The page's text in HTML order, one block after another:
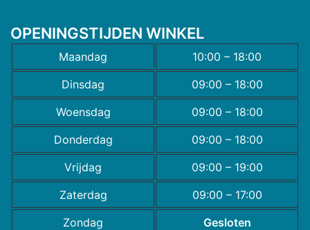
OPENINGSTIJDEN WINKEL
Maandag
10:00 – 18:00
Dinsdag
09:00 – 18:00
Woensdag
09:00 – 18:00
Donderdag
09:00 – 18:00
Vrijdag
09:00 – 19:00
Zaterdag
09:00 – 17:00
Zondag
Gesloten